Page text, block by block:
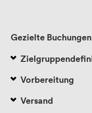
Gezielte
Vorbereitung
Versand